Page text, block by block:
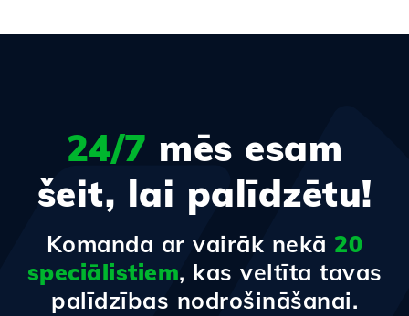
24/7 mēs esam
šeit, lai palīdzētu!
Komanda ar vairāk nekā 20
speciālistiem, kas veltīta tavas
palīdzības nodrošināšanai.